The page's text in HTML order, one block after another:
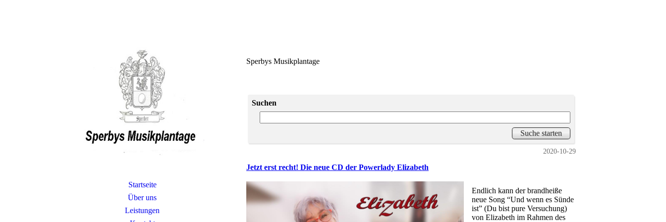
Startseite
Über uns
Leistungen
Sperbys Musikplantage
Suchen
2020-10-29
Jetzt erst recht! Die neue CD der Powerlady Elizabeth
Endlich kann der brandheiße
neue Song “Und wenn es Sünde
ist” (Du bist pure Versuchung)
von Elizabeth im Rahmen des